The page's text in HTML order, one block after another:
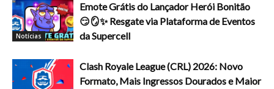
Notícias
Emote Grátis do Lançador Herói Bonitão
😏🪞✨ Resgate via Plataforma de Eventos
da Supercell
Clash Royale League (CRL) 2026: Novo
Formato, Mais Ingressos Dourados e Maior